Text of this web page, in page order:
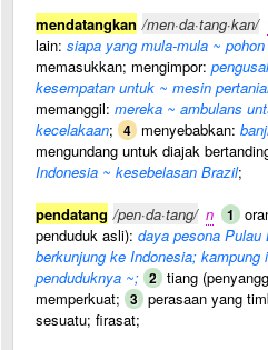
mendatangkan /men·da·tang·kan/
lain: siapa yang mula-mula ~
memasukkan; mengimpor:
kesempatan untuk ~ mesin
memanggil: mereka ~ ambulans
kecelakaan; 4 menyebabkan:
mengundang untuk diajak
Indonesia ~ kesebelasan Brazil;
pendatang /pen·da·tang/ n 1
penduduk asli): daya pesona
berkunjung ke Indonesia; kampung
penduduknya ~; 2 tiang
memperkuat; 3 perasaan yang
sesuatu; firasat;